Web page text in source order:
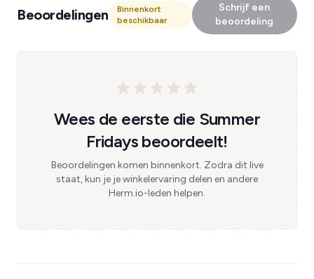
Beoordelingen
Binnenkort
beschikbaar
Schrijf een
beoordeling
Wees de eerste die Summer
Fridays beoordeelt!
Beoordelingen komen binnenkort. Zodra dit live
staat, kun je je winkelervaring delen en andere
Herm.io-leden helpen.